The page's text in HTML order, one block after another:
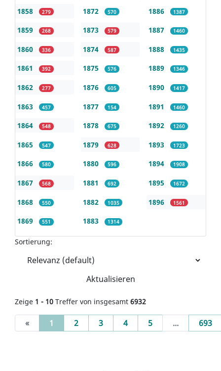
1858 279
1859 268
1860 336
1861 392
1862 277
1863 457
1864 548
1865 547
1866 580
1867 568
1868 550
1869 551
1872 570
1873 579
1874 587
1875 576
1876 605
1877 154
1878 675
1879 628
1880 596
1881 692
1882 1035
1883 1314
1886 1387
1887 1460
1888 1435
1889 1346
1890 1417
1891 1460
1892 1260
1893 1723
1894 1908
1895 1672
1896 1561
Sortierung:
Aktualisieren
Zeige 1 - 10 Treffer von insgesamt 6932
« 1 (current)
2 3 4 5 ... 693